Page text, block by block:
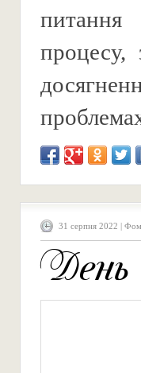
питання
процесу,
31 серпня 2022 |
День